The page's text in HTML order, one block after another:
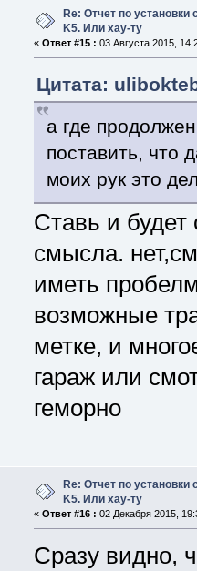
Re: Отчет по установки
K5. Или хау-ту
« Ответ #15 : 03 Августа 2015,
Цитата:
а где
поставить, что
моих рук это
Ставь и
смысла.
иметь
возможные
метке, и
гараж или
геморно
Re: Отчет по установки
K5. Или хау-ту
« Ответ #16 : 02 Декабря 2015,
Сразу видно,